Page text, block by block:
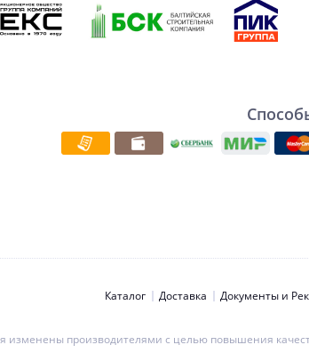
Каталог Доставка Документы и
изменены производителями с целью повышения